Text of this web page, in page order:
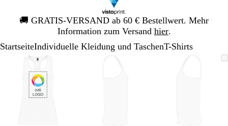
🚚 GRATIS-VERSAND ab 60 € Bestellwert. Mehr
Information zum Versand hier.
Galeriebild
1
StartseiteIndividuelle Kleidung und TaschenT-Shirts
Vergrößer-/verkleinerbares
Zoom
Minimum
Klicken
Vergrößern
Verwenden
die
Tasten
+
Bild
aufzum
Sie
Galeriebild